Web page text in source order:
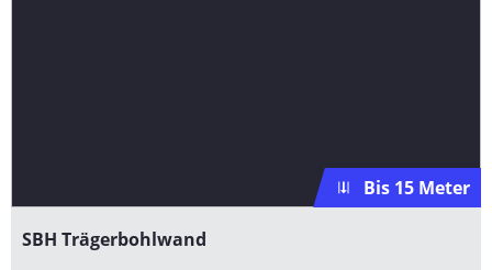
Bis 15 Meter
SBH Trägerbohlwand